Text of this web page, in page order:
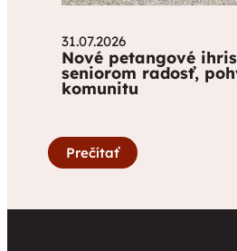
31.07.2026
Nové petangové
seniorom radosť,
komunitu
Prečítať